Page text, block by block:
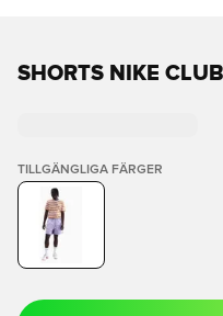
SHORTS NIKE
TILLGÄNGLIGA FÄRGER